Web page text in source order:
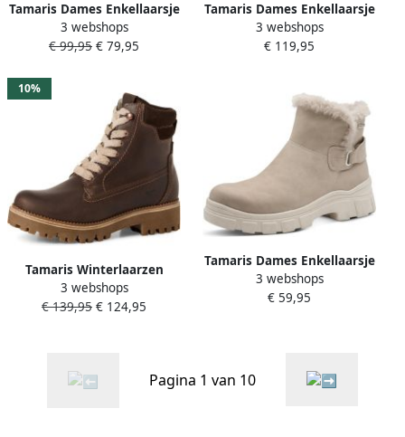
Tamaris Dames Enkellaarsje
1-25219-45 375
3 webshops
€ 99,95 € 79,95
Tamaris Dames Enkellaarsje
1-26285-45 003
3 webshops
€ 119,95
10%
Tamaris Winterlaarzen
veterboots outdoorschoen
met primaloft-uitvoering
3 webshops
€ 139,95 € 124,95
Tamaris Dames Enkellaarsje
1-26825-45 375
3 webshops
€ 59,95
Pagina 1 van 10